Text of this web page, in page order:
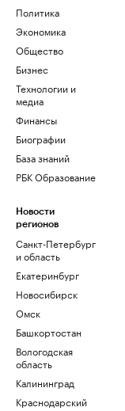
Политика
Экономика
Общество
Бизнес
Технологии и
медиа
Финансы
Биографии
База знаний
РБК Образование
Новости
регионов
Санкт-Петербург
и область
Екатеринбург
Новосибирск
Омск
Башкортостан
Вологодская
область
Калининград
Краснодарский